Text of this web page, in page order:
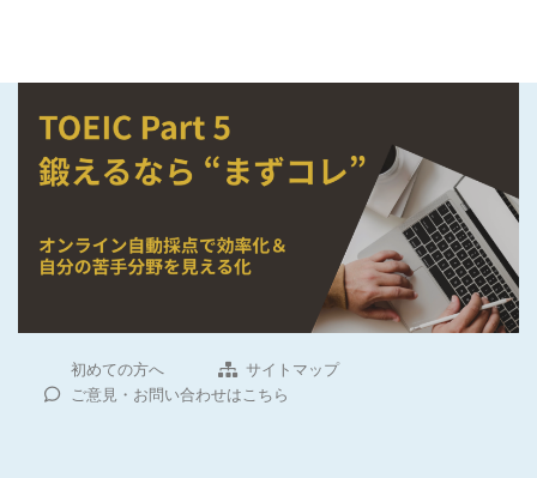
初めての方へ
サイトマップ
ご意見・お問い合わせはこちら